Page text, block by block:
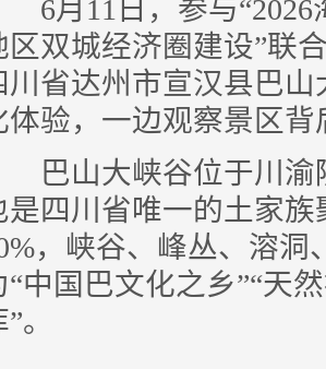
月11日，参与“2026
区双城经济圈建设”联
川省达州市宣汉县巴
体验，一边观察景区
山大峡谷位于川渝
是四川省唯一的土家
，峡谷、峰丛、溶
“中国巴文化之乡”“天
。